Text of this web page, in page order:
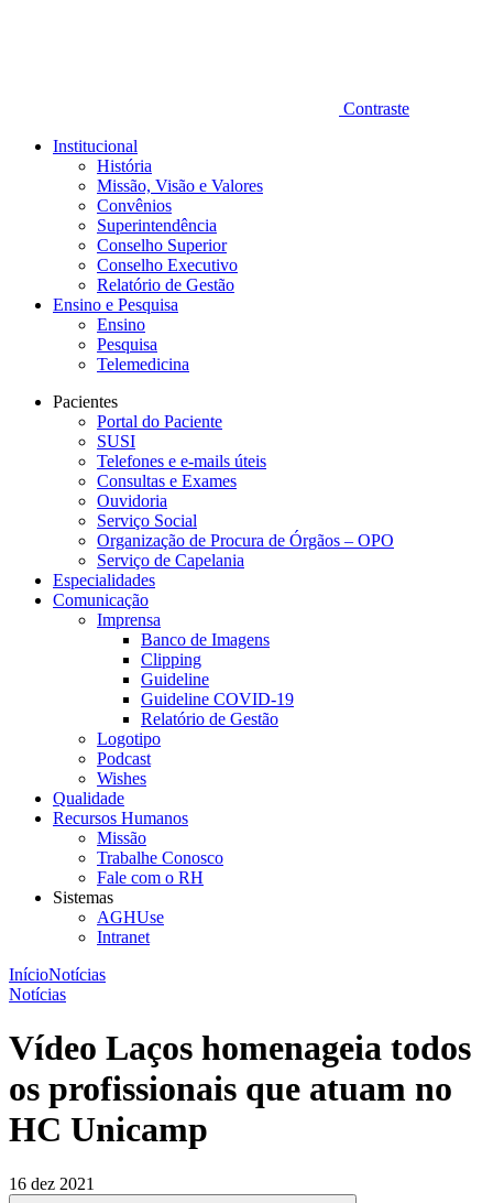
Contraste
Institucional
História
Missão, Visão e Valores
Convênios
Superintendência
Conselho Superior
Conselho Executivo
Relatório de Gestão
Ensino e Pesquisa
Ensino
Pesquisa
Telemedicina
Pacientes
Portal do Paciente
SUSI
Telefones e e-mails úteis
Consultas e Exames
Ouvidoria
Serviço Social
Organização de Procura de Órgãos – OPO
Serviço de Capelania
Especialidades
Comunicação
Imprensa
Banco de Imagens
Clipping
Guideline
Guideline COVID-19
Relatório de Gestão
Logotipo
Podcast
Wishes
Qualidade
Recursos Humanos
Missão
Trabalhe Conosco
Fale com o RH
Sistemas
AGHUse
Intranet
InícioNotícias
Notícias
Vídeo Laços homenageia todos
os profissionais que atuam no
HC Unicamp
16 dez 2021